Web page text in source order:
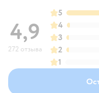
4,9
272 отзыва
5
4
3
2
1